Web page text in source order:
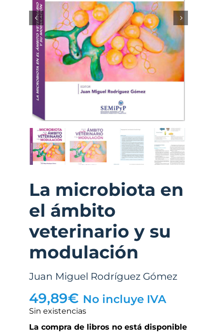
La microbiota en
el ámbito
veterinario y su
modulación
Juan Miguel Rodríguez Gómez
49,89€ No incluye IVA
Sin existencias
La compra de libros no está disponible